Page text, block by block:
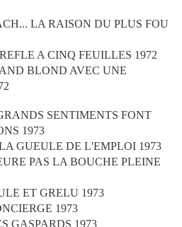
LA RAISON DU PLUS FOU
A CINQ FEUILLES 1972
BLOND AVEC UNE
SENTIMENTS FONT
1973
GUEULE DE L'EMPLOI 1973
PAS LA BOUCHE PLEINE
ET GRELU 1973
1973
GASPARDS 1973